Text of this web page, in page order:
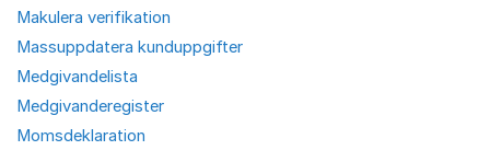
Makulera verifikation
Massuppdatera kunduppgifter
Medgivandelista
Medgivanderegister
Momsdeklaration